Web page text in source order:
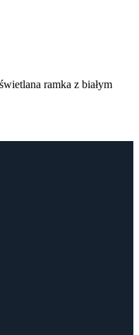
ramka z białym